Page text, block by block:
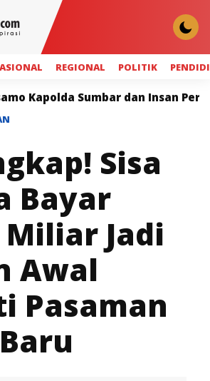
REGIONAL POLITIK
Sumbar dan Insan Pers Perkuat
Sisa
Bayar
Miliar Jadi
Awal
Pasaman